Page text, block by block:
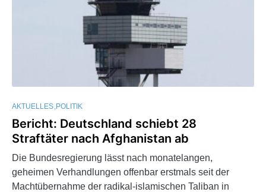
AKTUELLES POLITIK
Bericht: Deutschland schiebt 28
Straftäter nach Afghanistan ab
Die Bundesregierung lässt nach monatelangen,
geheimen Verhandlungen offenbar erstmals seit der
Machtübernahme der radikal-islamischen Taliban in